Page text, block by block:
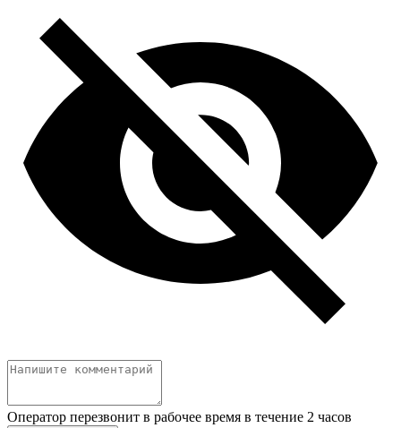
Оператор перезвонит в рабочее время в течение 2 часов